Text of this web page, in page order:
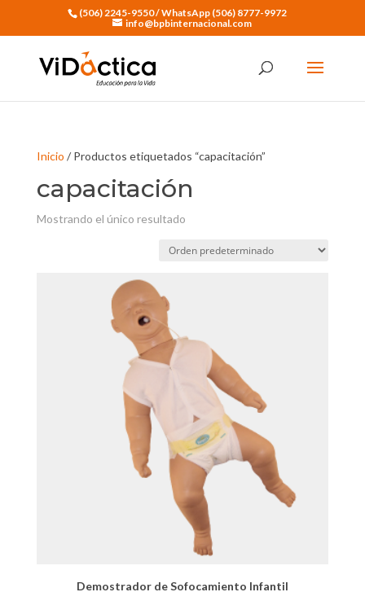
(506) 2245-9550 / WhatsApp (506) 8777-9972
info@bpbinternacional.com
Inicio / Productos etiquetados “capacitación”
capacitación
Mostrando el único resultado
Demostrador de Sofocamiento Infantil